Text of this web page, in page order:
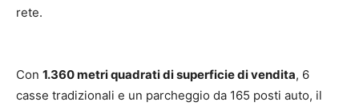
rete.
Con 1.360 metri quadrati di superficie di vendita, 6
casse tradizionali e un parcheggio da 165 posti auto, il